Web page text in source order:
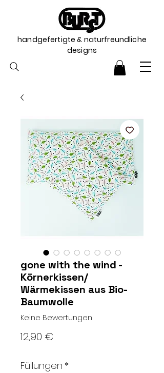
handgefertigte & naturfreundliche
designs
gone with the wind -
Körnerkissen/
Wärmekissen aus Bio-
Baumwolle
Keine Bewertungen
12,90 €
Füllungen *